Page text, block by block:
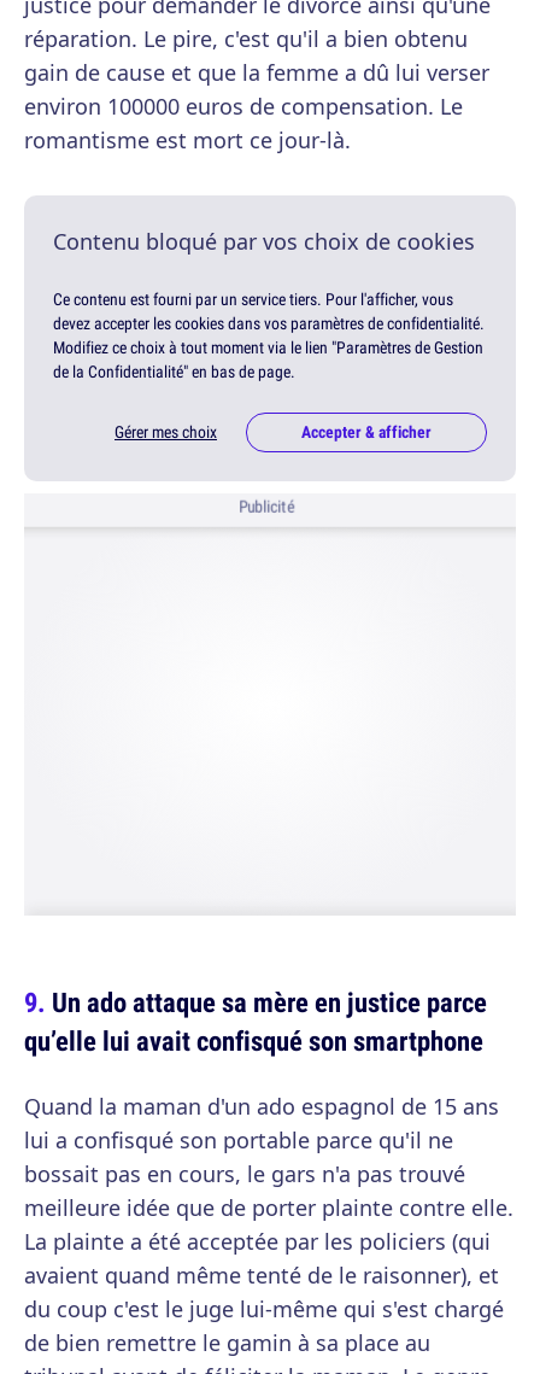
réparation. Le pire, c'est qu'il a bien obtenu
gain de cause et que la femme a dû lui verser
environ 100000 euros de compensation. Le
romantisme est mort ce jour-là.
Contenu bloqué par vos choix de cookies
Ce contenu est fourni par un service tiers. Pour l'afficher, vous
devez accepter les cookies dans vos paramètres de confidentialité.
Modifiez ce choix à tout moment via le lien "Paramètres de Gestion
de la Confidentialité" en bas de page.
Gérer mes choix Accepter & afficher
Publicité
Un ado attaque sa mère en justice parce
qu’elle lui avait confisqué son smartphone
Quand la maman d'un ado espagnol de 15 ans
lui a confisqué son portable parce qu'il ne
bossait pas en cours, le gars n'a pas trouvé
meilleure idée que de porter plainte contre elle.
La plainte a été acceptée par les policiers (qui
avaient quand même tenté de le raisonner), et
du coup c'est le juge lui-même qui s'est chargé
de bien remettre le gamin à sa place au